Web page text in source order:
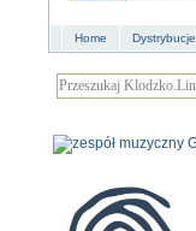
Home Dystrybucje